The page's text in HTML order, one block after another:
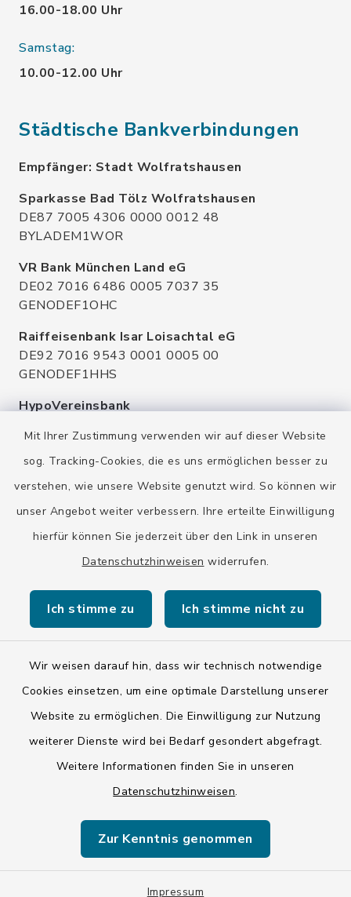
Mit Ihrer Zustimmung verwenden wir auf dieser Website
sog. Tracking-Cookies, die es uns ermöglichen besser zu
verstehen, wie unsere Website genutzt wird. So können wir
unser Angebot weiter verbessern. Ihre erteilte Einwilligung
hierfür können Sie jederzeit über den Link in unseren
Datenschutzhinweisen widerrufen.
Ich stimme zu Ich stimme nicht zu
Wir weisen darauf hin, dass wir technisch notwendige
Cookies einsetzen, um eine optimale Darstellung unserer
Website zu ermöglichen. Die Einwilligung zur Nutzung
weiterer Dienste wird bei Bedarf gesondert abgefragt.
Weitere Informationen finden Sie in unseren
Datenschutzhinweisen.
Zur Kenntnis genommen
Impressum
16.00-18.00 Uhr
Samstag:
10.00-12.00 Uhr
Städtische Bankverbindungen
Empfänger: Stadt Wolfratshausen
Sparkasse Bad Tölz Wolfratshausen
DE87 7005 4306 0000 0012 48
BYLADEM1WOR
VR Bank München Land eG
DE02 7016 6486 0005 7037 35
GENODEF1OHC
Raiffeisenbank Isar Loisachtal eG
DE92 7016 9543 0001 0005 00
GENODEF1HHS
HypoVereinsbank
HYVEDEMMXXX
Kontakt
Barrierefreiheit
Impressum
ISIS 12
Sitemap
Cookie-Einstellungen